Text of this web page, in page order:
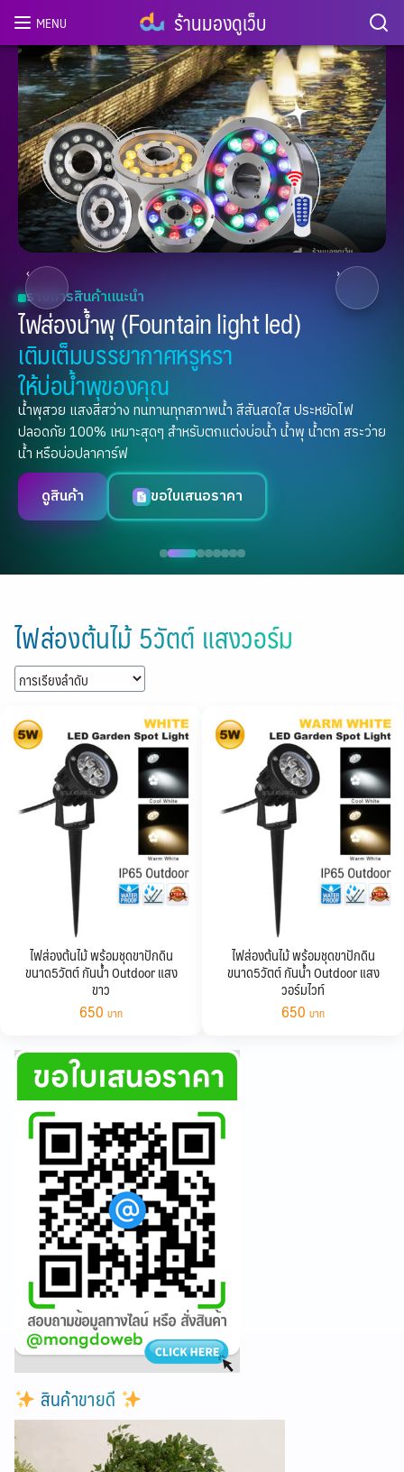
รายการสินค้าแนะนำ
ไฟส่องน้ำพุ (Fountain light led)
เติมเต็มบรรยากาศหรูหรา
ให้บ่อน้ำพุของคุณ
น้ำพุสวย แสงสีสว่าง ทนทานทุกสภาพน้ำ สีสันสดใส ประหยัดไฟ
ปลอดภัย 100% เหมาะสุดๆ สำหรับตกแต่งบ่อน้ำ น้ำพุ น้ำตก สระว่าย
น้ำ หรือบ่อปลาคาร์ฟ
ดูสินค้า
ขอใบเสนอราคา
‹ ›
/ 8
content
ร้านมองดูเว็บ
MENU
ไฟส่องต้นไม้ 5วัตต์ แสงวอร์ม
ไฟส่องต้นไม้ พร้อมชุดขาปักดิน
ขนาด5วัตต์ กันน้ำ Outdoor แสง
ขาว
650
ไฟส่องต้นไม้ พร้อมชุดขาปักดิน
ขนาด5วัตต์ กันน้ำ Outdoor แสง
วอร์มไวท์
650
สินค้าขายดี